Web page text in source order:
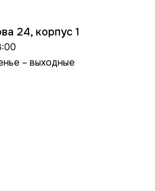
24, корпус 1
– выходные